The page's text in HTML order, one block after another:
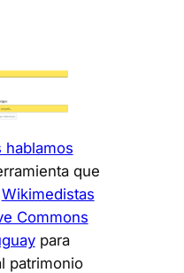
hablamos
que
Wikimedistas
Commons
para
patrimonio